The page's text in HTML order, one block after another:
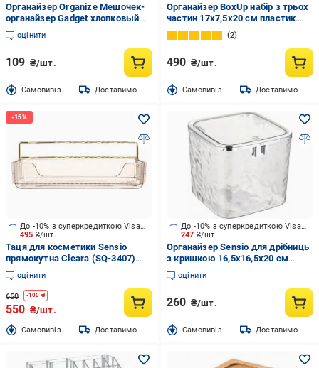
Органайзер Organize Мешочек-
органайзер Gadget хлопковый
для зарядок та гаджетов 20*30
см (черный) чорний
оцінити
109 ₴/шт.
Cамовивіз Доставимо
Органайзер BoxUp набір з трьох
частин 17x7,5x20 см пластик
прозорий FT-011
2
490 ₴/шт.
Cамовивіз Доставимо
495 ₴/шт.
До -10% з суперкредиткою Visa Вигода
Таця для косметики Sensio
прямокутна Cleara (SQ-3407)
бурштин
оцінити
650 -100 ₴
550 ₴/шт.
Cамовивіз Доставимо
247 ₴/шт.
До -10% з суперкредиткою Visa Вигода
Органайзер Sensio для дрібниць
з кришкою 16,5х16,5х20 см
прозорий
оцінити
260 ₴/шт.
Cамовивіз Доставимо